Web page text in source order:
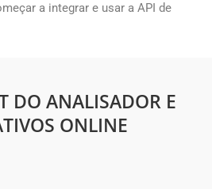
a integrar e usar a API de
DO ANALISADOR E
ONLINE